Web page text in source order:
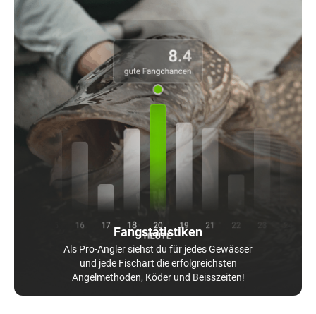
Fangstatistiken
Als Pro-Angler siehst du für jedes Gewässer
und jede Fischart die erfolgreichsten
Angelmethoden, Köder und Beisszeiten!